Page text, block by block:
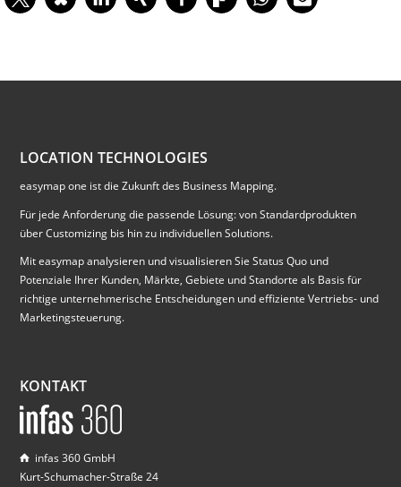
LOCATION TECHNOLOGIES
easymap one ist die Zukunft des Business Mapping.
Für jede Anforderung die passende Lösung: von Standardprodukten
über Customizing bis hin zu individuellen Solutions.
Mit easymap analysieren und visualisieren Sie Status Quo und
Potenziale Ihrer Kunden, Märkte, Gebiete und Standorte als Basis für
richtige unternehmerische Entscheidungen und effiziente Vertriebs- und
Marketingsteuerung.
KONTAKT
infas 360 GmbH
Kurt-Schumacher-Straße 24